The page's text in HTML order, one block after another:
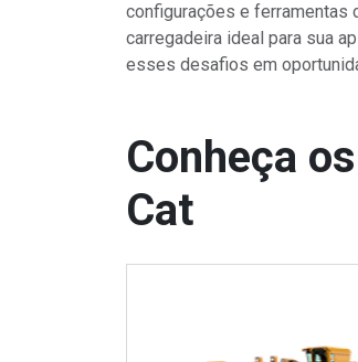
configurações e ferramentas
carregadeira ideal para sua
esses desafios em
Conheça
Cat